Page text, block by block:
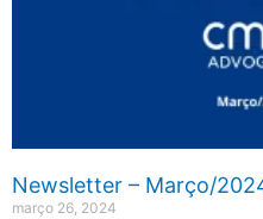
Newsletter – Março/
março 26, 2024